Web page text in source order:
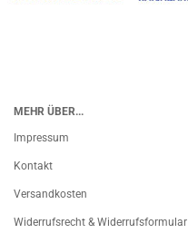
MEHR ÜBER...
Impressum
Kontakt
Versandkosten
Widerrufsrecht & Widerrufsformular